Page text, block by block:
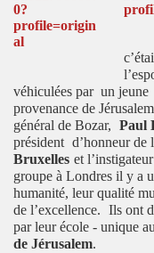
véhiculées par un jeune
provenance de
général de Bozar, Paul
président d’honneur de
Bruxelles et
groupe à Londres il y a
humanité, leur qualité
de l’excellence. Ils ont
par leur école - unique
de Jérusalem.